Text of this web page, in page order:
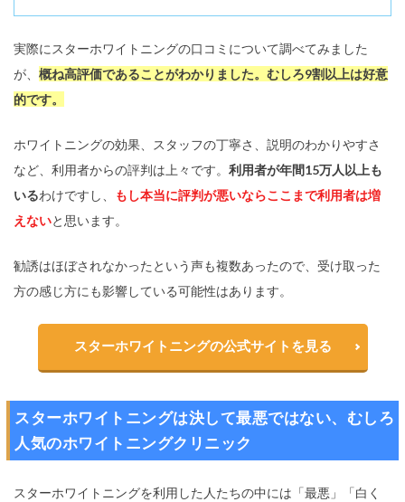
実際にスターホワイトニングの口コミについて調べてみました
が、 概ね高評価であることがわかりました。むしろ9割以上は好意
的です。
ホワイトニングの効果、スタッフの丁寧さ、説明のわかりやすさ
など、利用者からの評判は上々です。 利用者が年間15万人以上も
いるわけですし、
もし本当に評判が悪いならここまで利用者は増
えないと思います。
勧誘はほぼされなかったという声も複数あったので、受け取った
方の感じ方にも影響している可能性はあります。
スターホワイトニングの公式サイトを見る
スターホワイトニングは決して最悪ではない、むしろ
人気のホワイトニングクリニック
スターホワイトニングを利用した人たちの中には「最悪」「白く